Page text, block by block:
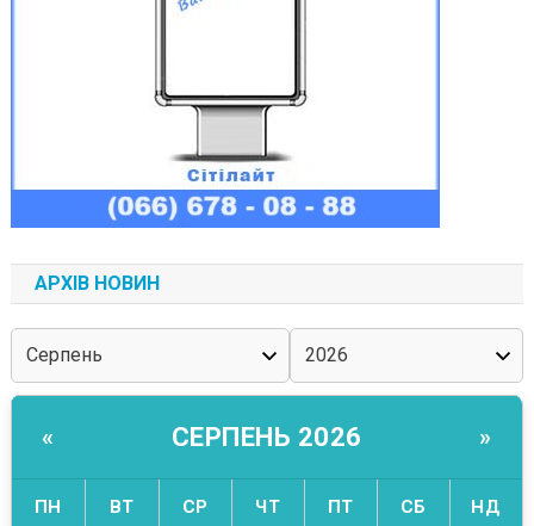
АРХІВ НОВИН
« СЕРПЕНЬ 2026 »
ПН ВТ СР ЧТ ПТ СБ НД